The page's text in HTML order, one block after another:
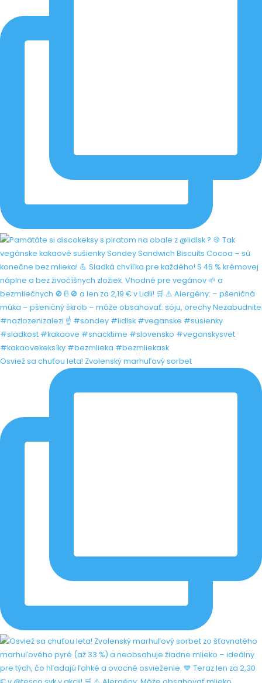
Osviež sa chuťou leta! Zvolenský marhuľový sorbet